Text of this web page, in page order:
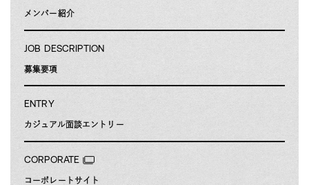
メンバー紹介
JOB DESCRIPTION
募集要項
ENTRY
カジュアル面談エントリー
CORPORATE
コーポレートサイト